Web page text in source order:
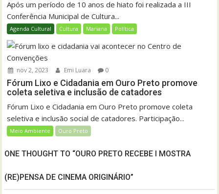
Após um período de 10 anos de hiato foi realizada a III
Conferência Municipal de Cultura...
Agenda Cultural Cultura Mariana Política
nov 2, 2023 Emi Luara 0
Fórum Lixo e Cidadania em Ouro Preto promove
coleta seletiva e inclusão de catadores
Fórum Lixo e Cidadania em Ouro Preto promove coleta
seletiva e inclusão social de catadores. Participação...
Meio Ambiente Ouro Preto
ONE THOUGHT TO “OURO PRETO RECEBE I MOSTRA
(RE)PENSA DE CINEMA ORIGINÁRIO”